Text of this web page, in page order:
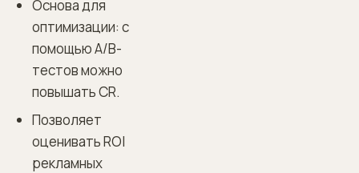
Основа для
оптимизации: с
помощью A/B-
тестов можно
повышать CR.
Позволяет
оценивать ROI
рекламных